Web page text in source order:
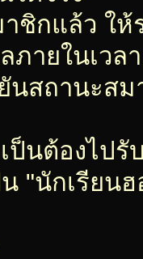
ชิกแล้ว ใ
ภายในเว
นสถานะส
ป็นต้องไป
"นักเรียน